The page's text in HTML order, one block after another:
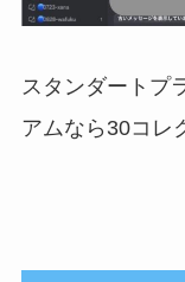
スタンダートプ
アムなら30コレ